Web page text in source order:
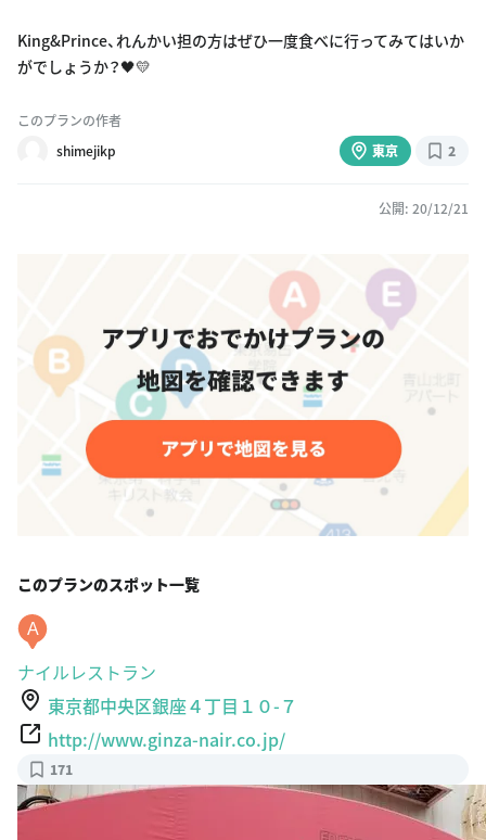
King&Prince、れんかい担の方はぜひ一度食べに行ってみてはいか
がでしょうか？🖤💛
このプランの作者
shimejikp
東京 2
公開: 20/12/21
このプランのスポット一覧
A
ナイルレストラン
東京都中央区銀座４丁目１０-７
http://www.ginza-nair.co.jp/
171